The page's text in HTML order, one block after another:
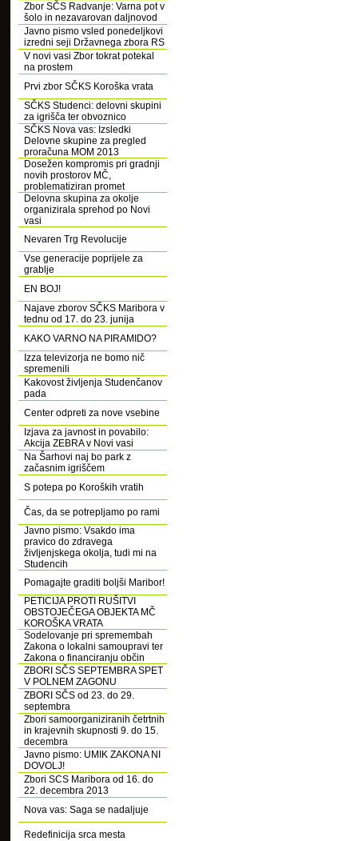
Zbor SČS Radvanje: Varna pot v
šolo in nezavarovan daljnovod
Javno pismo vsled ponedeljkovi
izredni seji Državnega zbora RS
V novi vasi Zbor tokrat potekal
na prostem
Prvi zbor SČKS Koroška vrata
SČKS Studenci: delovni skupini
za igrišča ter obvoznico
SČKS Nova vas: Izsledki
Delovne skupine za pregled
proračuna MOM 2013
Dosežen kompromis pri gradnji
novih prostorov MČ,
problematiziran promet
Delovna skupina za okolje
organizirala sprehod po Novi
vasi
Nevaren Trg Revolucije
Vse generacije poprijele za
grablje
EN BOJ!
Najave zborov SČKS Maribora v
tednu od 17. do 23. junija
KAKO VARNO NA PIRAMIDO?
Izza televizorja ne bomo nič
spremenili
Kakovost življenja Studenčanov
pada
Center odpreti za nove vsebine
Izjava za javnost in povabilo:
Akcija ZEBRA v Novi vasi
Na Šarhovi naj bo park z
začasnim igriščem
S potepa po Koroških vratih
Čas, da se potrepljamo po rami
Javno pismo: Vsakdo ima
pravico do zdravega
življenjskega okolja, tudi mi na
Studencih
Pomagajte graditi boljši Maribor!
PETICIJA PROTI RUŠITVI
OBSTOJEČEGA OBJEKTA MČ
KOROŠKA VRATA
Sodelovanje pri spremembah
Zakona o lokalni samoupravi ter
Zakona o financiranju občin
ZBORI SČS SEPTEMBRA SPET
V POLNEM ZAGONU
ZBORI SČS od 23. do 29.
septembra
Zbori samoorganiziranih četrtnih
in krajevnih skupnosti 9. do 15.
decembra
Javno pismo: UMIK ZAKONA NI
DOVOLJ!
Zbori SCS Maribora od 16. do
22. decembra 2013
Nova vas: Saga se nadaljuje
Redefinicija srca mesta